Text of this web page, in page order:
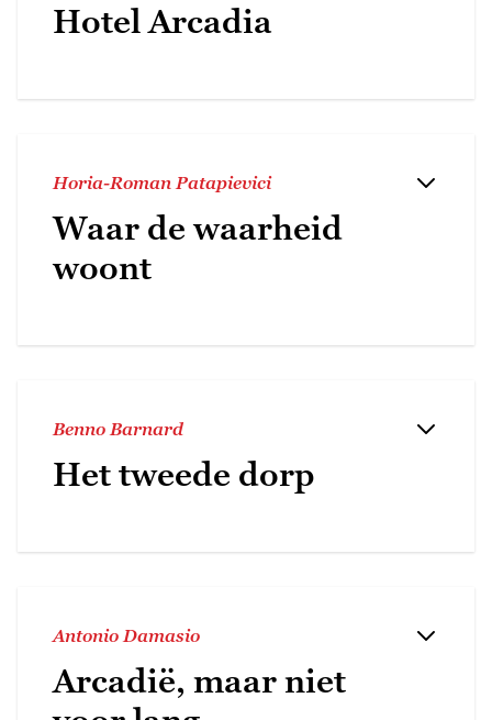
Hotel Arcadia
Horia-Roman Patapievici
Waar de waarheid
woont
Benno Barnard
Het tweede dorp
Antonio Damasio
Arcadië, maar niet